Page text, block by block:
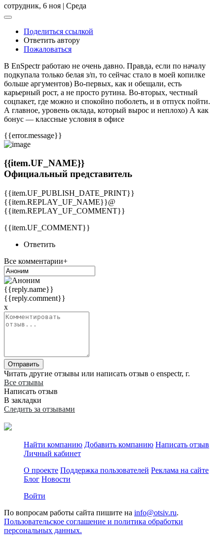
сотрудник, 6 ноя | Среда
Поделиться ссылкой
Ответить автору
Пожаловаться
В EnSpectr работаю не очень давно. Правда, если по началу
подкупала только белая з/п, то сейчас стало в моей копилке
больше аргументов) Во-первых, как и обещали, есть
карьерный рост, а не просто рутина. Во-вторых, честный
соцпакет, где можно и спокойно поболеть, и в отпуск пойти.
А главное, уровень оклада, который вырос и неплохо) А как
бонус — классные условия в офисе
{{error.message}}
{{item.UF_NAME}}
Официальный представитель
{{item.UF_PUBLISH_DATE_PRINT}}
{{item.REPLAY_UF_NAME}}@
{{item.REPLAY_UF_COMMENT}}
{{item.UF_COMMENT}}
Ответить
Все комментарии+
{{reply.name}}
{{reply.comment}}
x
Отправить
Читать другие отзывы или написать отзыв о enspectr, г.
Все отзывы
Написать отзыв
В закладки
Следить за отзывами
Найти компанию Добавить компанию Написать отзыв
Личный кабинет
О проекте Поддержка пользователей Реклама на сайте
Блог Новости
Войти
По вопросам работы сайта пишите на info@otsiv.ru.
Пользовательское соглашение и политика обработки
персональных данных.